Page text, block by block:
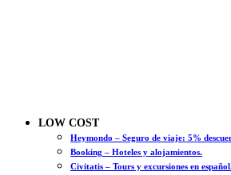
LOW COST
Heymondo – Seguro de viaje: 5%
Booking – Hoteles y alojamientos.
Civitatis – Tours y excursiones en